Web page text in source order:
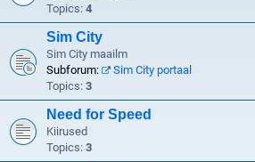
Topics: 4
Sim City
Sim City maailm
Subforum:
Sim City portaal
Topics: 3
Need for Speed
Kiirused
Topics: 3